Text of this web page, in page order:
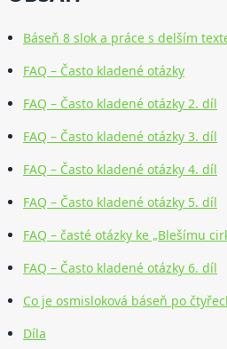
Báseň 8 slok a práce s delším
FAQ – Často kladené otázky
FAQ – Často kladené otázky 2. díl
FAQ – Často kladené otázky 3. díl
FAQ – Často kladené otázky 4. díl
FAQ – Často kladené otázky 5. díl
FAQ – časté otázky ke „Blešímu
FAQ – Často kladené otázky 6. díl
Co je osmisloková báseň po
Díla